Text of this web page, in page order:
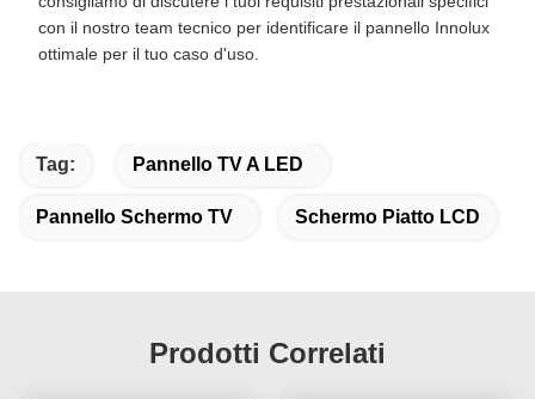
con il nostro team tecnico per identificare il pannello Innolux
ottimale per il tuo caso d'uso.
Tag: Pannello TV A LED
Pannello Schermo TV Schermo Piatto LCD
Prodotti Correlati